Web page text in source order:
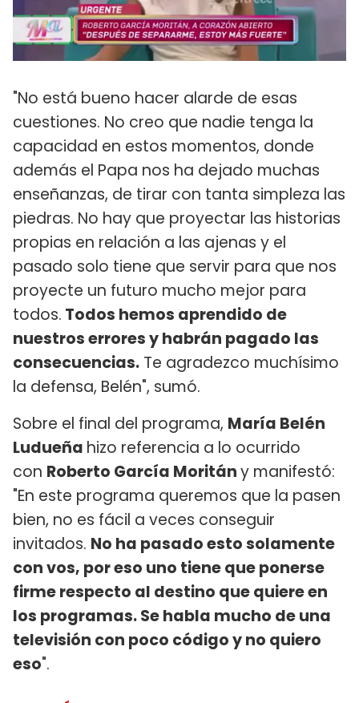
"No está bueno hacer alarde de esas
cuestiones. No creo que nadie tenga la
capacidad en estos momentos, donde
además el Papa nos ha dejado muchas
enseñanzas, de tirar con tanta simpleza las
piedras. No hay que proyectar las historias
propias en relación a las ajenas y el
pasado solo tiene que servir para que nos
proyecte un futuro mucho mejor para
todos. Todos hemos aprendido de
nuestros errores y habrán pagado las
consecuencias. Te agradezco muchísimo
la defensa, Belén", sumó.
Sobre el final del programa, María Belén
Ludueña hizo referencia a lo ocurrido
con Roberto García Moritány manifestó:
"En este programa queremos que la pasen
bien, no es fácil a veces conseguir
invitados. No ha pasado esto solamente
con vos, por eso uno tiene que ponerse
firme respecto al destino que quiere en
los programas. Se habla mucho de una
televisión con poco código y no quiero
eso".